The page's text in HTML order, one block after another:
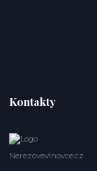
Kontakty
Nerezovevlnovce.cz